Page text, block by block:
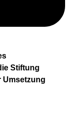
Stiftung
Umsetzung